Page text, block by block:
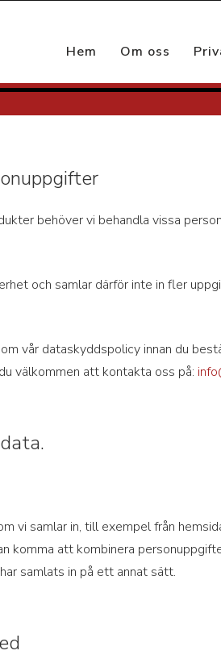
Hem Om oss
behöver vi behandla vissa
och samlar därför inte in fler
vår dataskyddspolicy innan du
välkommen att kontakta oss på:
vi samlar in, till exempel från
komma att kombinera
samlats in på ett annat sätt.